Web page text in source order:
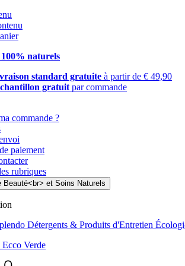
naturels
standard gratuite à partir de € 49,90
gratuit par commande
commande ?
paiement
rubriques
Détergents & Produits d'Entretien